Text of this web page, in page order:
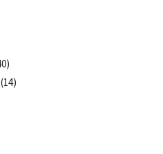
(14)